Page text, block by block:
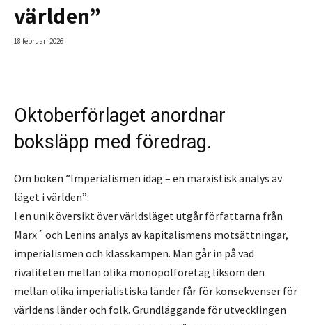
världen”
18 februari 2026
Oktoberförlaget anordnar
boksläpp med föredrag.
Om boken ”Imperialismen idag – en marxistisk analys av
läget i världen”:
I en unik översikt över världsläget utgår författarna från
Marx´ och Lenins analys av kapitalismens motsättningar,
imperialismen och klasskampen. Man går in på vad
rivaliteten mellan olika monopolföretag liksom den
mellan olika imperialistiska länder får för konsekvenser för
världens länder och folk. Grundläggande för utvecklingen